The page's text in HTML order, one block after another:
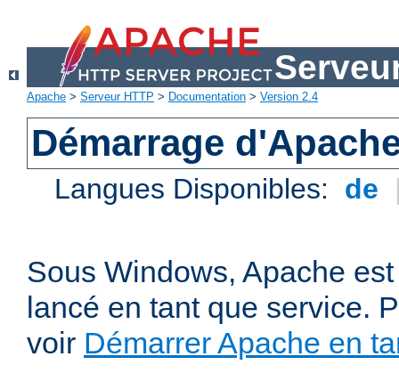
Apache > Serveur HTTP > Documentation > Version 2.4
Démarrage
Langues Disponibles: de
Sous Windows, Apache
lancé en tant que service.
voir Démarrer Apache en